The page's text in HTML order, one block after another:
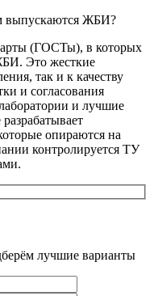
выпускаются ЖБИ?
(ГОСТы), в которых
Это жесткие
так и к качеству
и согласования
и лучшие
опираются на
контролируется ТУ
лучшие варианты